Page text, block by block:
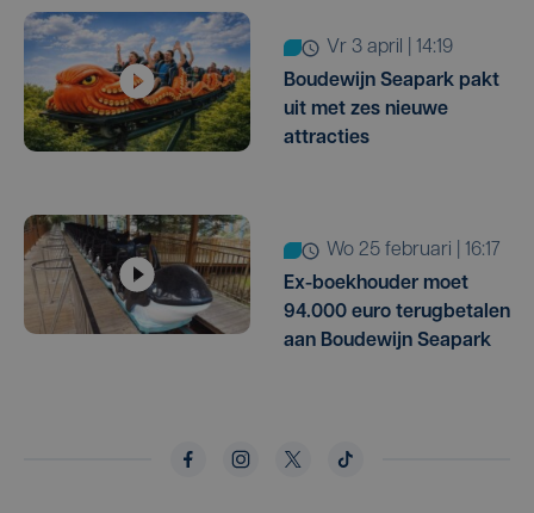
vr 3 april | 14:19
Boudewijn Seapark pakt
uit met zes nieuwe
attracties
wo 25 februari | 16:17
Ex-boekhouder moet
94.000 euro terugbetalen
aan Boudewijn Seapark